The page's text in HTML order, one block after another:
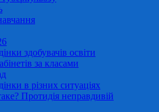
здобувачів освіти
за класами
в різних ситуаціях
Протидія неправдивій